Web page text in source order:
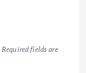
Required fields are